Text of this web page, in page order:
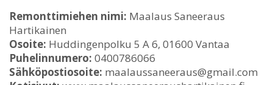
Remonttimiehen nimi: Maalaus Saneeraus
Hartikainen
Osoite: Huddingenpolku 5 A 6, 01600 Vantaa
Puhelinnumero: 0400786066
Sähköpostiosoite: maalaussaneeraus@gmail.com